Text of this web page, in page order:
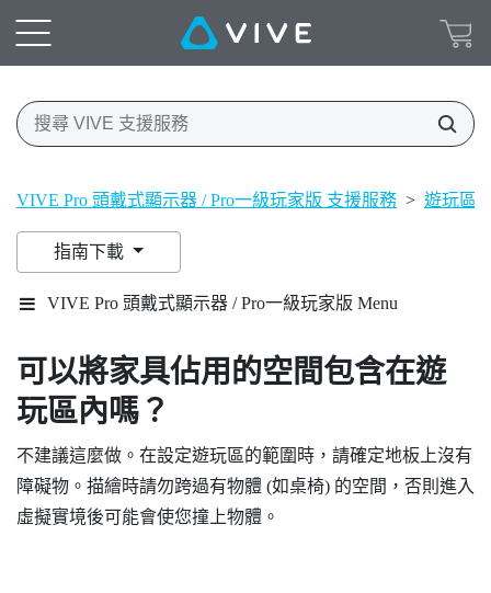
VIVE Pro 頭戴式顯示器 / Pro一級玩家版 支援服務 > 遊玩區
指南下載
VIVE Pro 頭戴式顯示器 / Pro一級玩家版 Menu
可以將家具佔用的空間包含在遊
玩區內嗎？
不建議這麼做。在設定遊玩區的範圍時，請確定地板上沒有
障礙物。描繪時請勿跨過有物體 (如桌椅) 的空間，否則進入
虛擬實境後可能會使您撞上物體。